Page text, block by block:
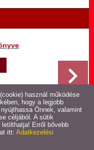
használ működése
hogy a legjobb
Önnek, valamint
céljából. A sütik
Erről bővebb
itt: Adatkezelési